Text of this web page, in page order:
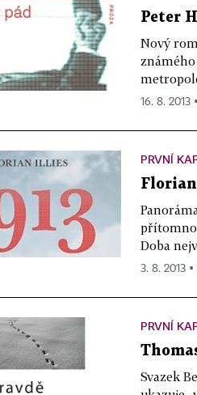
Peter
Nový
16. 8. 2013
PRVNÍ
Florian
Doba
3. 8. 2013
PRVNÍ
Svazek